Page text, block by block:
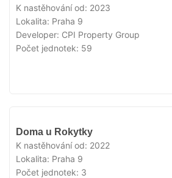
K nastěhování od: 2023
Lokalita: Praha 9
Developer: CPI Property Group
Počet jednotek: 59
Doma u Rokytky
K nastěhování od: 2022
Lokalita: Praha 9
Počet jednotek: 3